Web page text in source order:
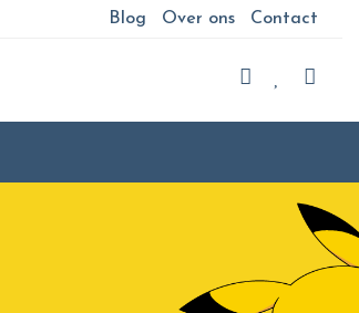
Blog Over ons Contact